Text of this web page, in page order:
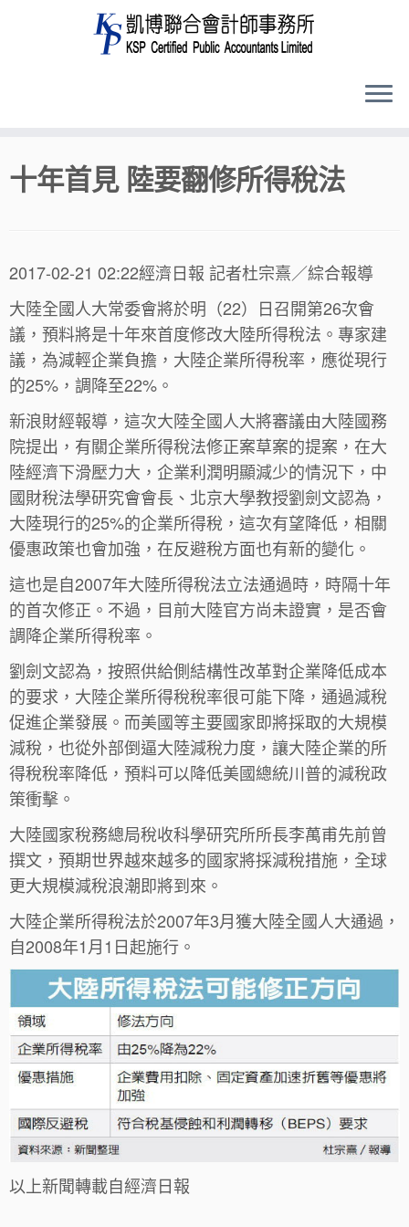
to
content
十年首見 陸要翻修所得稅法
2017-02-21 02:22經濟日報 記者杜宗熹／綜合報導
大陸全國人大常委會將於明（22）日召開第26次會
議，預料將是十年來首度修改大陸所得稅法。專家建
議，為減輕企業負擔，大陸企業所得稅率，應從現行
的25%，調降至22%。
新浪財經報導，這次大陸全國人大將審議由大陸國務
院提出，有關企業所得稅法修正案草案的提案，在大
陸經濟下滑壓力大，企業利潤明顯減少的情況下，中
國財稅法學研究會會長、北京大學教授劉劍文認為，
大陸現行的25%的企業所得稅，這次有望降低，相關
優惠政策也會加強，在反避稅方面也有新的變化。
這也是自2007年大陸所得稅法立法通過時，時隔十年
的首次修正。不過，目前大陸官方尚未證實，是否會
調降企業所得稅率。
劉劍文認為，按照供給側結構性改革對企業降低成本
的要求，大陸企業所得稅稅率很可能下降，通過減稅
促進企業發展。而美國等主要國家即將採取的大規模
減稅，也從外部倒逼大陸減稅力度，讓大陸企業的所
得稅稅率降低，預料可以降低美國總統川普的減稅政
策衝擊。
大陸國家稅務總局稅收科學研究所所長李萬甫先前曾
撰文，預期世界越來越多的國家將採減稅措施，全球
更大規模減稅浪潮即將到來。
大陸企業所得稅法於2007年3月獲大陸全國人大通過，
自2008年1月1日起施行。
以上新聞轉載自經濟日報